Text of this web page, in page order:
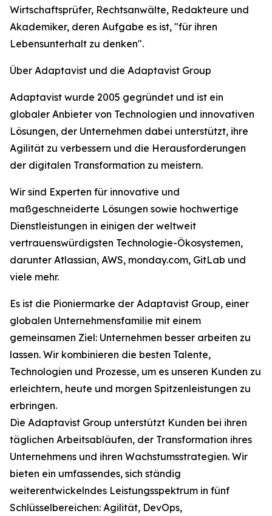
Wirtschaftsprüfer, Rechtsanwälte, Redakteure und
Akademiker, deren Aufgabe es ist, "für ihren
Lebensunterhalt zu denken".
Über Adaptavist und die Adaptavist Group
Adaptavist wurde 2005 gegründet und ist ein
globaler Anbieter von Technologien und innovativen
Lösungen, der Unternehmen dabei unterstützt, ihre
Agilität zu verbessern und die Herausforderungen
der digitalen Transformation zu meistern.
Wir sind Experten für innovative und
maßgeschneiderte Lösungen sowie hochwertige
Dienstleistungen in einigen der weltweit
vertrauenswürdigsten Technologie-Ökosystemen,
darunter Atlassian, AWS, monday.com, GitLab und
viele mehr.
Es ist die Pioniermarke der Adaptavist Group, einer
globalen Unternehmensfamilie mit einem
gemeinsamen Ziel: Unternehmen besser arbeiten zu
lassen. Wir kombinieren die besten Talente,
Technologien und Prozesse, um es unseren Kunden zu
erleichtern, heute und morgen Spitzenleistungen zu
erbringen.
Die Adaptavist Group unterstützt Kunden bei ihren
täglichen Arbeitsabläufen, der Transformation ihres
Unternehmens und ihren Wachstumsstrategien. Wir
bieten ein umfassendes, sich ständig
weiterentwickelndes Leistungsspektrum in fünf
Schlüsselbereichen: Agilität, DevOps,